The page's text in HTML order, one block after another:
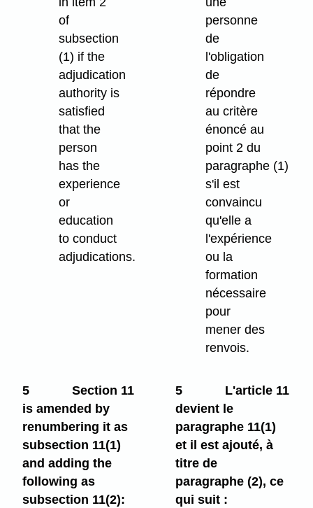
of
subsection
(1) if the
adjudication
authority is
satisfied
that the
person
has the
experience
or
education
to conduct
adjudications.
personne
de
l'obligation
de
répondre
au critère
énoncé au
point 2 du
paragraphe (1)
s'il est
convaincu
qu'elle a
l'expérience
ou la
formation
nécessaire
pour
mener des
renvois.
5
Section 11
is amended by
renumbering it as
subsection 11(1)
and adding the
following as
subsection 11(2):
5
L'article 11
devient le
paragraphe 11(1)
et il est ajouté, à
titre de
paragraphe (2), ce
qui suit :